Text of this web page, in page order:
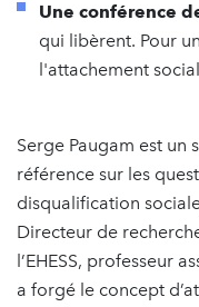
Une conférence
qui libèrent. Pour
l'attachement
Serge Paugam est
référence sur les
disqualification
Directeur de
l’EHESS, professeur
a forgé le concept